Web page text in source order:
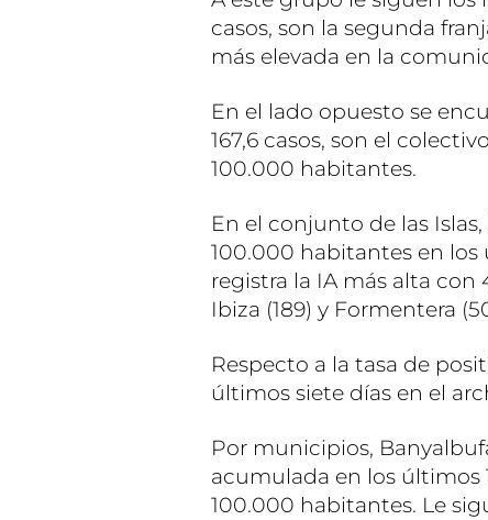
casos, son la segunda
más elevada en la
En el lado opuesto se
167,6 casos, son el
100.000 habitantes.
En el conjunto de las
100.000 habitantes en los
registra la IA más alta con
Ibiza (189) y Formentera
Respecto a la tasa de
últimos siete días en el
Por municipios,
acumulada en los últimos
100.000 habitantes. Le